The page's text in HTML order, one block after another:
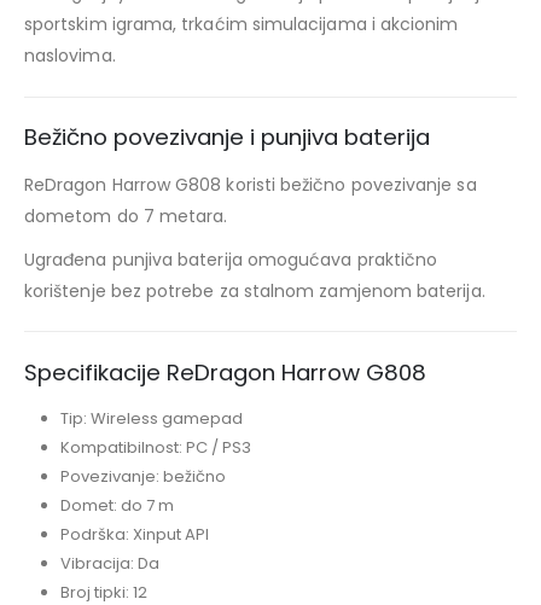
sportskim igrama, trkaćim simulacijama i akcionim
naslovima.
Bežično povezivanje i punjiva baterija
ReDragon Harrow G808 koristi bežično povezivanje sa
dometom do 7 metara.
Ugrađena punjiva baterija omogućava praktično
korištenje bez potrebe za stalnom zamjenom baterija.
Specifikacije ReDragon Harrow G808
Tip: Wireless gamepad
Kompatibilnost: PC / PS3
Povezivanje: bežično
Domet: do 7 m
Podrška: Xinput API
Vibracija: Da
Broj tipki: 12